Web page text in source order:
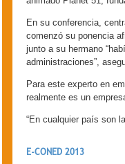
En su conferencia,
comenzó su ponencia
junto a su hermano
administraciones”,
Para este experto en
realmente es un
“En cualquier país son
E-CONED 2013